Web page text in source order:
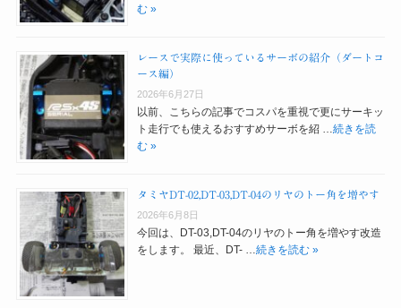
む »
レースで実際に使っているサーボの紹介（ダートコ
ース編）
2026年6月27日
以前、こちらの記事でコスパを重視で更にサーキッ
ト走行でも使えるおすすめサーボを紹 …続きを読
む »
タミヤDT-02,DT-03,DT-04のリヤのトー角を増やす
2026年6月8日
今回は、DT-03,DT-04のリヤのトー角を増やす改造
をします。 最近、DT- …続きを読む »